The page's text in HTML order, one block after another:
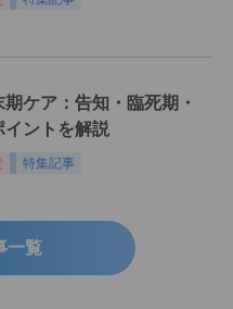
ケア：告知・臨死期・
イントを解説
特集記事
一覧